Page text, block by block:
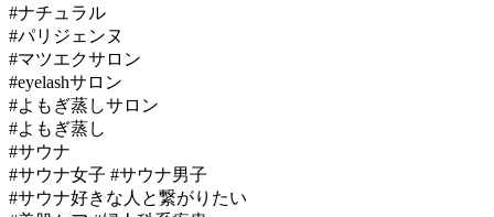
#ナチュラル
#パリジェンヌ
#マツエクサロン
#eyelashサロン
#よもぎ蒸しサロン
#よもぎ蒸し
#サウナ
#サウナ女子 #サウナ男子
#サウナ好きな人と繋がりたい